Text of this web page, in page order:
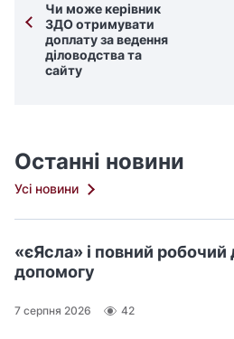
Чи може керівник
ЗДО отримувати
доплату за ведення
діловодства та
сайту
Останні новини
Усі новини
«єЯсла» і повний робочий
допомогу
7 серпня 2026 42